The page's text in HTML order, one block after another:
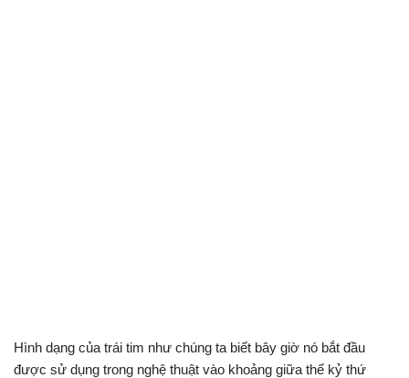
Hình dạng của trái tim như chúng ta biết bây giờ nó bắt đầu
được sử dụng trong nghệ thuật vào khoảng giữa thế kỷ thứ